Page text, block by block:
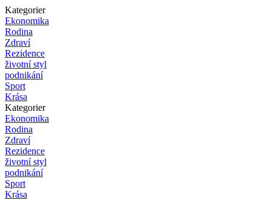
Kategorier
Ekonomika
Rodina
Zdraví
Rezidence
životní styl
podnikání
Sport
Krása
Kategorier
Ekonomika
Rodina
Zdraví
Rezidence
životní styl
podnikání
Sport
Krása